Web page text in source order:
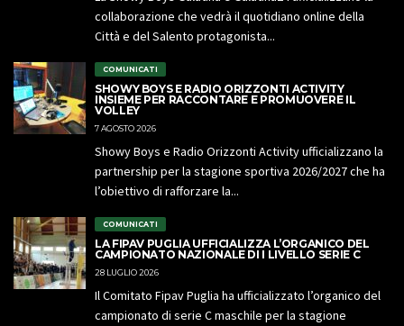
collaborazione che vedrà il quotidiano online della
Città e del Salento protagonista...
COMUNICATI
SHOWY BOYS E RADIO ORIZZONTI ACTIVITY
INSIEME PER RACCONTARE E PROMUOVERE IL
VOLLEY
7 AGOSTO 2026
Showy Boys e Radio Orizzonti Activity ufficializzano la
partnership per la stagione sportiva 2026/2027 che ha
l’obiettivo di rafforzare la...
COMUNICATI
LA FIPAV PUGLIA UFFICIALIZZA L’ORGANICO DEL
CAMPIONATO NAZIONALE DI I LIVELLO SERIE C
28 LUGLIO 2026
Il Comitato Fipav Puglia ha ufficializzato l’organico del
campionato di serie C maschile per la stagione